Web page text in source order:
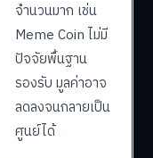
จำนวนมาก เช่น
Meme Coin ไม่มี
ปัจจัยพื้นฐาน
รองรับ มูลค่าอาจ
ลดลงจนกลายเป็น
ศูนย์ได้